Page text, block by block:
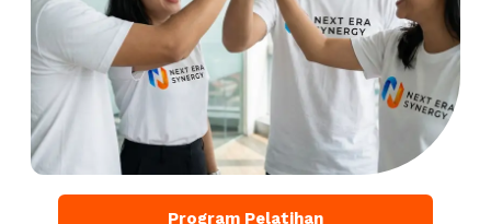
Program Pelatihan